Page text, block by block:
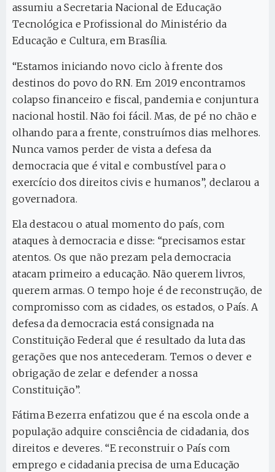
assumiu a Secretaria Nacional de Educação
Tecnológica e Profissional do Ministério da
Educação e Cultura, em Brasília.
“Estamos iniciando novo ciclo à frente dos
destinos do povo do RN. Em 2019 encontramos
colapso financeiro e fiscal, pandemia e conjuntura
nacional hostil. Não foi fácil. Mas, de pé no chão e
olhando para a frente, construímos dias melhores.
Nunca vamos perder de vista a defesa da
democracia que é vital e combustível para o
exercício dos direitos civis e humanos”, declarou a
governadora.
Ela destacou o atual momento do país, com
ataques à democracia e disse: “precisamos estar
atentos. Os que não prezam pela democracia
atacam primeiro a educação. Não querem livros,
querem armas. O tempo hoje é de reconstrução, de
compromisso com as cidades, os estados, o País. A
defesa da democracia está consignada na
Constituição Federal que é resultado da luta das
gerações que nos antecederam. Temos o dever e
obrigação de zelar e defender a nossa
Constituição”.
Fátima Bezerra enfatizou que é na escola onde a
população adquire consciência de cidadania, dos
direitos e deveres. “E reconstruir o País com
emprego e cidadania precisa de uma Educação